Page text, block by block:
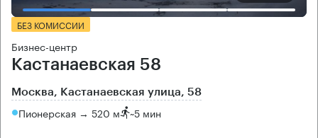
БЕЗ КОМИССИИ
Бизнес-центр
Кастанаевская 58
Москва, Кастанаевская улица, 58
Пионерская → 520 м ~5 мин